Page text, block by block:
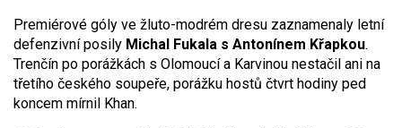
Premiérové góly ve žluto-modrém dresu zaznamenaly letní
defenzivní posily Michal Fukala s Antonínem Křapkou.
Trenčín po porážkách s Olomoucí a Karvinou nestačil ani na
třetího českého soupeře, porážku hostů čtvrt hodiny ped
koncem mírnil Khan.